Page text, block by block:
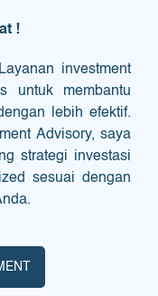
!
investment
untuk membantu
lebih efektif.
Advisory, saya
strategi investasi
sesuai dengan